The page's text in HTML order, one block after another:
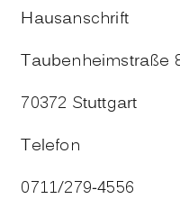
Hausanschrift
Taubenheimstraße
70372 Stuttgart
Telefon
0711/279-4556